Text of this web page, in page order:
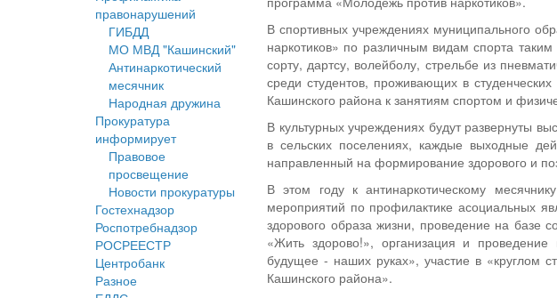
правонарушений
ГИБДД
МО МВД "Кашинский"
Антинаркотический
месячник
Народная дружина
Прокуратура
информирует
Правовое
просвещение
Новости прокуратуры
Гостехнадзор
Роспотребнадзор
РОСРЕЕСТР
Центробанк
Разное
В спортивных учреждениях муниципального
наркотиков» по различным видам спорта
сорту, дартсу, волейболу, стрельбе из
среди студентов, проживающих в
Кашинского района к занятиям спортом и
В культурных учреждениях будут развернуты
в сельских поселениях, каждые выходные
направленный на формирование здорового и
В этом году к антинаркотическому
мероприятий по профилактике асоциальных
здорового образа жизни, проведение на базе
«Жить здорово!», организация и
будущее - наших руках», участие в «круглом
Кашинского района».